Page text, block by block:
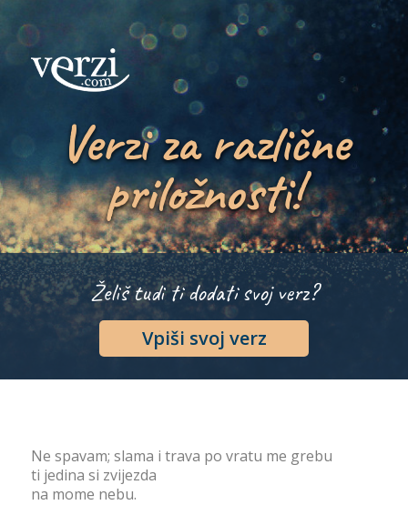
Verzi za različne
priložnosti!
Želiš tudi ti dodati svoj verz?
Vpiši svoj verz
Ne spavam; slama i trava po vratu me grebu
ti jedina si zvijezda
na mome nebu.